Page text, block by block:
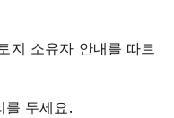
지 소유자 안내를 따르
를 두세요.